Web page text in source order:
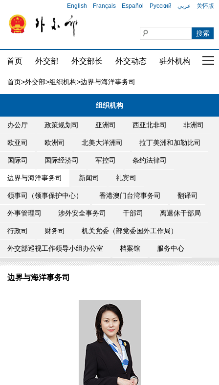
English Français Español Русский عربي 关怀版
首页 外交部 外交部长 外交动态 驻外机构 国
首页>外交部>组织机构>边界与海洋事务司
组织机构
办公厅 政策规划司 亚洲司 西亚北非司 非洲司
欧亚司 欧洲司 北美大洋洲司 拉丁美洲和加勒比司
国际司 国际经济司 军控司 条约法律司
边界与海洋事务司 新闻司 礼宾司
领事司（领事保护中心） 香港澳门台湾事务司 翻译司
外事管理司 涉外安全事务司 干部司 离退休干部局
行政司 财务司 机关党委（部党委国外工作局）
外交部巡视工作领导小组办公室 档案馆 服务中心
边界与海洋事务司